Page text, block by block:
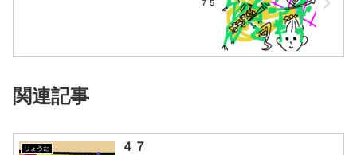
７５
関連記事
りょうた ４７